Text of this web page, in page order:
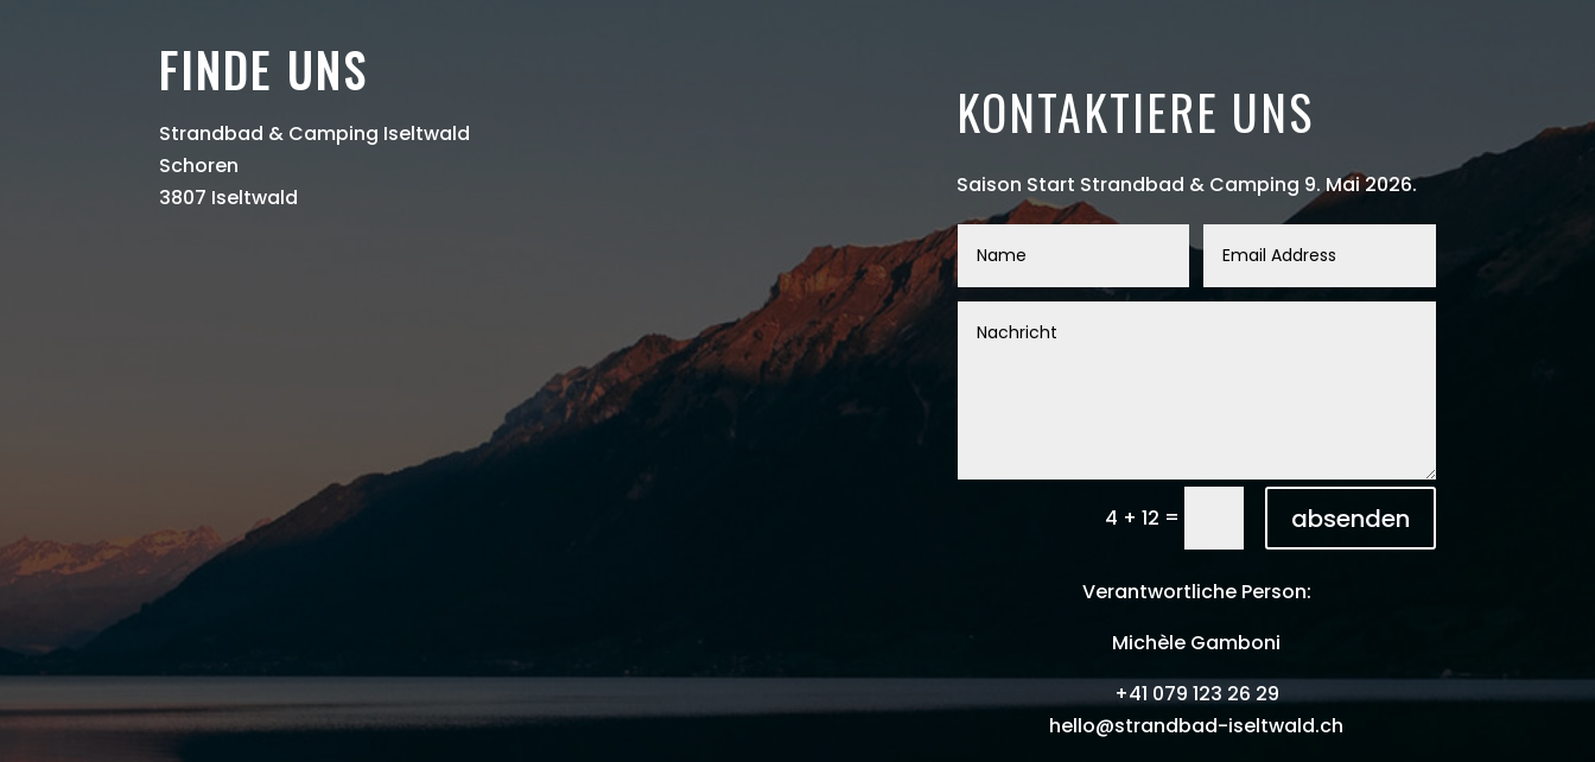
FINDE UNS
Strandbad & Camping Iseltwald
Schoren
3807 Iseltwald
KONTAKTIERE UNS
Saison Start Strandbad & Camping 9. Mai 2026.
4 + 12 = absenden
Verantwortliche Person:
Michèle Gamboni
+41 079 123 26 29
hello@strandbad-iseltwald.ch